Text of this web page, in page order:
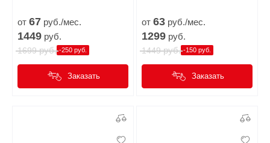
от 67 руб./мес.
1449 руб.
1699руб. -250 руб.
Заказать
от 63 руб./мес.
1299 руб.
1449руб. -150 руб.
Заказать